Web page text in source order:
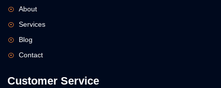
About
Services
Blog
Contact
Customer Service